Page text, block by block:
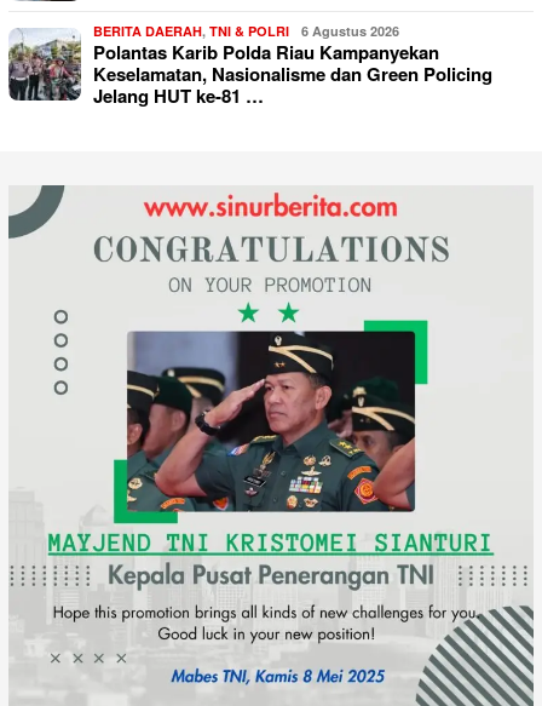
BERITA DAERAH, TNI & POLRI 6 Agustus 2026
Polantas Karib Polda Riau Kampanyekan
Keselamatan, Nasionalisme dan Green Policing
Jelang HUT ke-81 …